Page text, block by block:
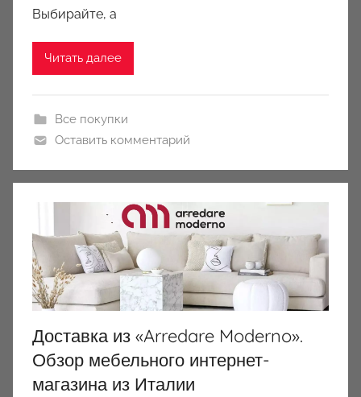
Выбирайте, а
Читать далее
Все покупки
Оставить комментарий
Доставка из «Arredare Moderno».
Обзор мебельного интернет-
магазина из Италии